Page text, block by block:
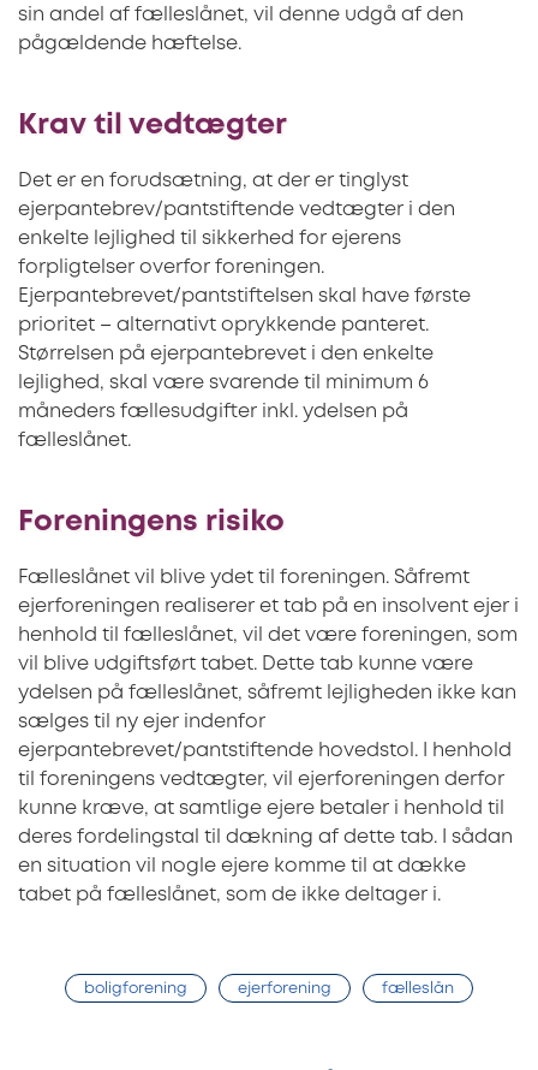
sin andel af fælleslånet, vil denne udgå af den
pågældende hæftelse.
Krav til vedtægter
Det er en forudsætning, at der er tinglyst
ejerpantebrev/pantstiftende vedtægter i den
enkelte lejlighed til sikkerhed for ejerens
forpligtelser overfor foreningen.
Ejerpantebrevet/pantstiftelsen skal have første
prioritet – alternativt oprykkende panteret.
Størrelsen på ejerpantebrevet i den enkelte
lejlighed, skal være svarende til minimum 6
måneders fællesudgifter inkl. ydelsen på
fælleslånet.
Foreningens risiko
Fælleslånet vil blive ydet til foreningen. Såfremt
ejerforeningen realiserer et tab på en insolvent ejer i
henhold til fælleslånet, vil det være foreningen, som
vil blive udgiftsført tabet. Dette tab kunne være
ydelsen på fælleslånet, såfremt lejligheden ikke kan
sælges til ny ejer indenfor
ejerpantebrevet/pantstiftende hovedstol. I henhold
til foreningens vedtægter, vil ejerforeningen derfor
kunne kræve, at samtlige ejere betaler i henhold til
deres fordelingstal til dækning af dette tab. I sådan
en situation vil nogle ejere komme til at dække
tabet på fælleslånet, som de ikke deltager i.
boligforening ejerforening fælleslån